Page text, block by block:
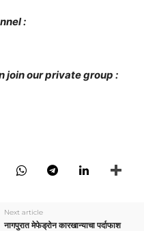
:
join our private group :
Next article
नागपुरात मेफेड्रोन कारखान्याचा पर्दाफाश